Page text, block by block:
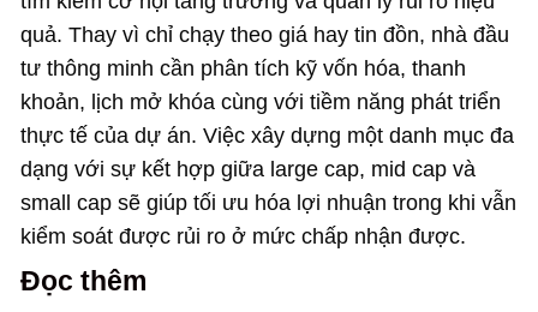
quả. Thay vì chỉ chạy theo giá hay tin đồn, nhà đầu
tư thông minh cần phân tích kỹ vốn hóa, thanh
khoản, lịch mở khóa cùng với tiềm năng phát triển
thực tế của dự án. Việc xây dựng một danh mục đa
dạng với sự kết hợp giữa large cap, mid cap và
small cap sẽ giúp tối ưu hóa lợi nhuận trong khi vẫn
kiểm soát được rủi ro ở mức chấp nhận được.
Đọc thêm